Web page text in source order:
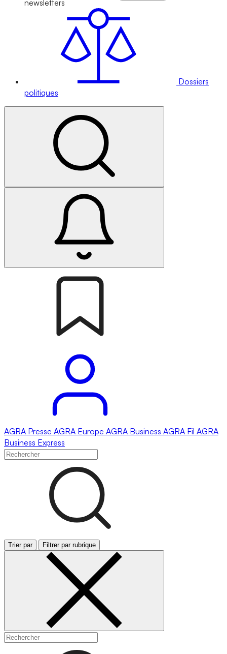
newsletters
Dossiers
politiques
AGRA Presse AGRA Europe AGRA Business AGRA Fil AGRA
Business Express
Trier par Filtrer par rubrique